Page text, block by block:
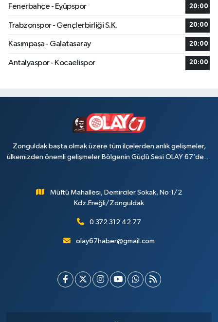
Fenerbahçe - Eyüpspor 20:00
Trabzonspor - Gençlerbirliği S.K. 20:00
Kasımpaşa - Galatasaray 20:00
Antalyaspor - Kocaelispor 20:00
Zonguldak başta olmak üzere tüm ilçelerden anlık gelişmeler,
ülkemizden önemli gelişmeler Bölgenin Güçlü Sesi OLAY 67’de…
Müftü Mahallesi, Demirciler Sokak, No:1/2
Kdz.Ereğli/Zonguldak
0 372 312 42 77
olay67haber@gmail.com